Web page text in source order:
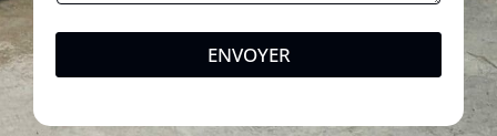
ENVOYER